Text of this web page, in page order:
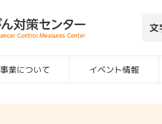
文
事業について イベント情報